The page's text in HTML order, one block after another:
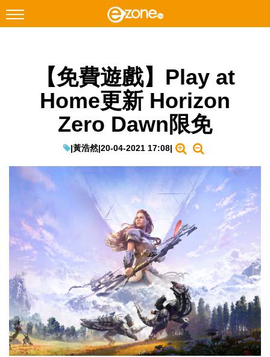
Facebook Instagram
科技焦點
教學評測
IT Times
生成式AI與雲端應用
Enterprise Digital Transformation
特集
【免費遊戲】Play at
Home更新 Horizon
Zero Dawn限免
|黃浩然|20-04-2021 17:08|